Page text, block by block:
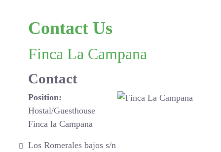
Contact Us
Finca La Campana
Contact
Position:
Hostal/Guesthouse
Finca la Campana
Address:
Los Romerales bajos s/n